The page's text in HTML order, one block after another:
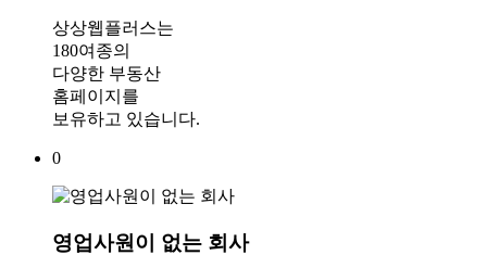
상상웹플러스는
180여종의
다양한 부동산
홈페이지를
보유하고 있습니다.
0
영업사원이 없는 회사